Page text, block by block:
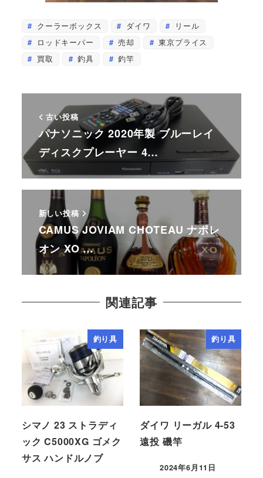
クーラーボックス ダイワ
リール
ロッドキーパー
売却
東京プライス
買取
釣具 釣竿
古い投稿
パナソニック 2020年製 ブルーレイ
ディスクプレーヤー 4…
新しい投稿
CAMUS JOVIAM CHOTEAU ナポレ
オン XO …
関連記事
釣り具
シマノ 23 ストラディ
ック C5000XG ゴメク
サス ハンドルノブ
釣り具
ダイワ リーガル 4-53
遠投 磯竿
2024年6月11日